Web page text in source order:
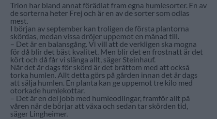
Trion har bland annat förädlat fram egna humlesorter. En av
de sorterna heter Frej och är en av de sorter som odlas
mest.
I början av september kan troligen de första plantorna
skördas, medan vissa dröjer uppemot en månad till.
– Det är en balansgång. Vi vill att de verkligen ska mogna
för då blir det bäst kvalitet. Men blir det en frostnatt är det
kört och då får vi slänga allt, säger Steinhauf.
När det är dags för skörd är det bråttom med att också
torka humlen. Allt detta görs på gården innan det är dags
att sälja humlen. En planta kan ge uppemot tre kilo med
otorkade humlekottar.
– Det är en del jobb med humleodlingar, framför allt på
våren när de börjar att växa och sedan tar skörden tid,
säger Lingheimer.